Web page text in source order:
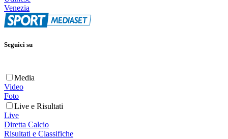
Venezia
Seguici su
Media
Video
Foto
Live e Risultati
Live
Diretta Calcio
Risultati e Classifiche